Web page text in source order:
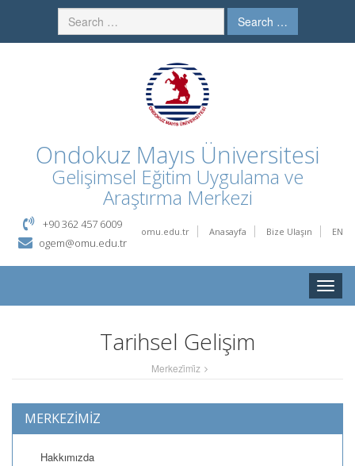
Search …
Ondokuz Mayıs Üniversitesi
Gelişimsel Eğitim Uygulama ve
Araştırma Merkezi
omu.edu.tr Anasayfa Bize Ulaşın EN
+90 362 457 6009
ogem@omu.edu.tr
Toggle
Tarihsel Gelişim
Merkezi̇mi̇z
MERKEZİMİZ
Hakkımızda